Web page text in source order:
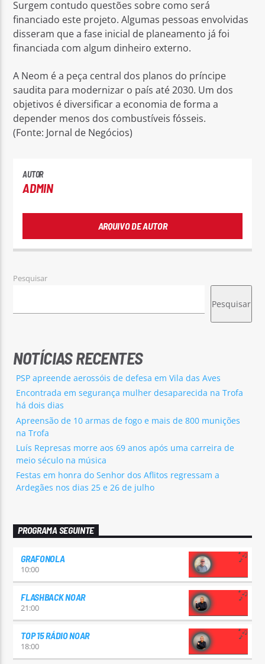
Surgem contudo questões sobre como será
financiado este projeto. Algumas pessoas envolvidas
disseram que a fase inicial de planeamento já foi
financiada com algum dinheiro externo.
A Neom é a peça central dos planos do príncipe
saudita para modernizar o país até 2030. Um dos
objetivos é diversificar a economia de forma a
depender menos dos combustíveis fósseis.
(Fonte: Jornal de Negócios)
AUTOR
ADMIN
ARQUIVO DE AUTOR
Pesquisar
Pesquisar
NOTÍCIAS RECENTES
PSP apreende aerossóis de defesa em Vila das Aves
Encontrada em segurança mulher desaparecida na Trofa
há dois dias
Apreensão de 10 armas de fogo e mais de 800 munições
na Trofa
Luís Represas morre aos 69 anos após uma carreira de
meio século na música
Festas em honra do Senhor dos Aflitos regressam a
Ardegães nos dias 25 e 26 de julho
PROGRAMA SEGUINTE
GRAFONOLA
10:00
FLASHBACK NOAR
21:00
TOP 15 RÁDIO NOAR
18:00